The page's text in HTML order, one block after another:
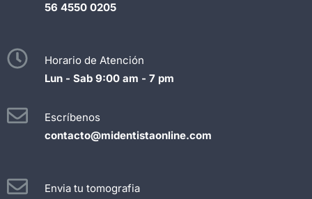
56 4550 0205
Horario de Atención
Lun - Sab 9:00 am - 7 pm
Escríbenos
contacto@midentistaonline.com
Envia tu tomografia